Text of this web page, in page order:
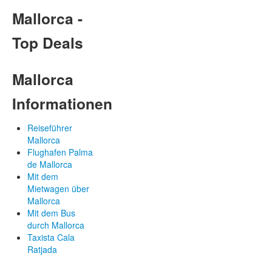
Mallorca -
Top Deals
Mallorca
Informationen
Reiseführer
Mallorca
Flughafen Palma
de Mallorca
Mit dem
Mietwagen über
Mallorca
Mit dem Bus
durch Mallorca
Taxista Cala
Ratjada